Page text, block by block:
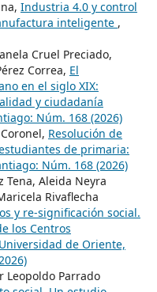
Industria 4.0 y control
inteligente ,
Cruel Preciado,
Correa, El
en el siglo XIX:
y ciudadanía
Núm. 168 (2026)
Resolución de
de primaria:
Núm. 168 (2026)
Aleida Neyra
Rivaflecha
y re-significación social.
los Centros
de Oriente,
Leopoldo Parrado